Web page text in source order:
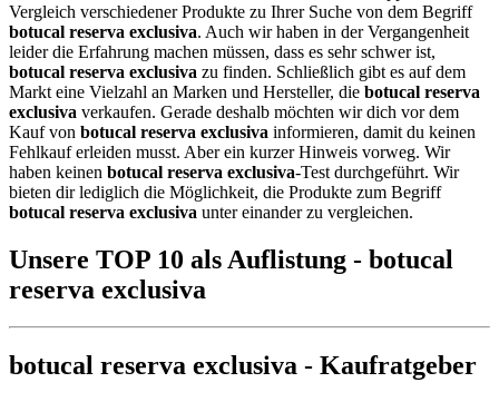
Vergleich verschiedener Produkte zu Ihrer Suche von dem Begriff
botucal reserva exclusiva. Auch wir haben in der Vergangenheit
leider die Erfahrung machen müssen, dass es sehr schwer ist,
botucal reserva exclusiva zu finden. Schließlich gibt es auf dem
Markt eine Vielzahl an Marken und Hersteller, die botucal reserva
exclusiva verkaufen. Gerade deshalb möchten wir dich vor dem
Kauf von botucal reserva exclusiva informieren, damit du keinen
Fehlkauf erleiden musst. Aber ein kurzer Hinweis vorweg. Wir
haben keinen botucal reserva exclusiva-Test durchgeführt. Wir
bieten dir lediglich die Möglichkeit, die Produkte zum Begriff
botucal reserva exclusiva unter einander zu vergleichen.
Unsere TOP 10 als Auflistung - botucal
reserva exclusiva
botucal reserva exclusiva - Kaufratgeber